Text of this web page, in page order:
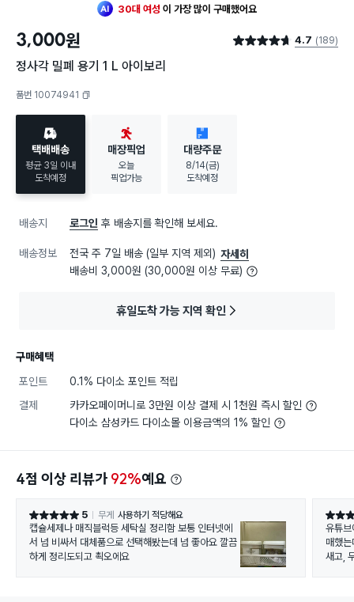
최근 한달272명이구매했어요
구매했어요
3,000원 별점 4.7점 4.7 (189)
정사각 밀폐 용기 1 L 아이보리
품번 10074941
택배배송
평균 3일 이내
도착예정
매장픽업
오늘
픽업가능
대량주문
8/14(금)
도착예정
배송지 로그인 후 배송지를 확인해 보세요.
배송정보 전국 주 7일 배송 (일부 지역 제외) 자세히
배송비 3,000원 (30,000원 이상 무료)
휴일도착 가능 지역 확인
구매혜택
포인트
0.1% 다이소 포인트 적립
결제
카카오페이머니로 3만원 이상 결제 시 1천원 즉시 할인
다이소 삼성카드 다이소몰 이용금액의 1% 할인
4점 이상 리뷰가 92%예요
별점 5점 5 무게 사용하기 적당해요
캡슐세제나 매직블럭등 세탁실 정리함 보통 인터넷에
서 넘 비싸서 대체품으로 선택해봤는데 넘 좋아요 깔끔
하게 정리도되고 쵝오에요
별점 5
유튜브
매했
새고,